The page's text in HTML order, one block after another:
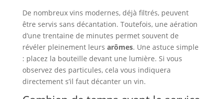
De nombreux vins modernes, déjà filtrés, peuvent
être servis sans décantation. Toutefois, une aération
d’une trentaine de minutes permet souvent de
révéler pleinement leurs arômes. Une astuce simple
: placez la bouteille devant une lumière. Si vous
observez des particules, cela vous indiquera
directement s’il faut décanter un vin.